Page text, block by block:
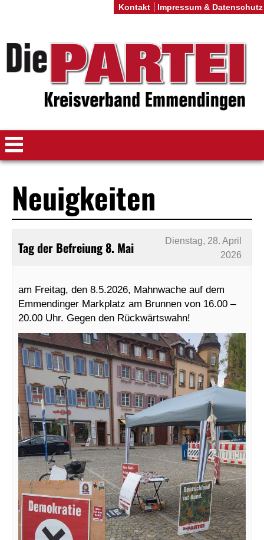
Neuigkeiten
Tag der Befreiung 8. Mai
Dienstag, 28. April
2026
am Freitag, den 8.5.2026, Mahnwache auf dem
Emmendinger Markplatz am Brunnen von 16.00 –
20.00 Uhr. Gegen den Rückwärtswahn!
Kontakt Impressum & Datenschutz